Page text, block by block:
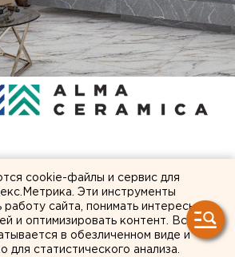
рассказал подробности об
склад в Екатеринбурге
исторический центр
cookie-файлы и сервис для
Эти инструменты
сайта, понимать интересы
и оптимизировать контент. Вся
в обезличенном виде и
для статистического анализа.